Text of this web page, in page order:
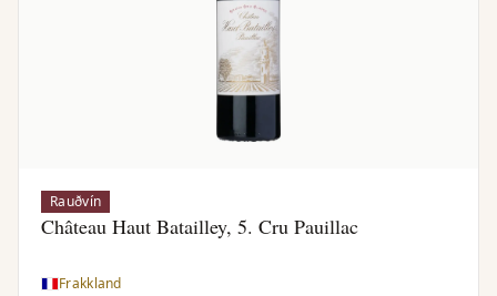
Rauðvín
Château Haut Batailley, 5. Cru Pauillac
Frakkland